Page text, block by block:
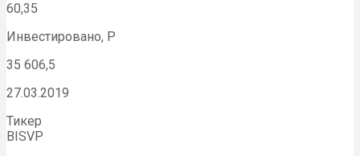
60,35
Инвестировано, Р
35 606,5
27.03.2019
Тикер
BISVP